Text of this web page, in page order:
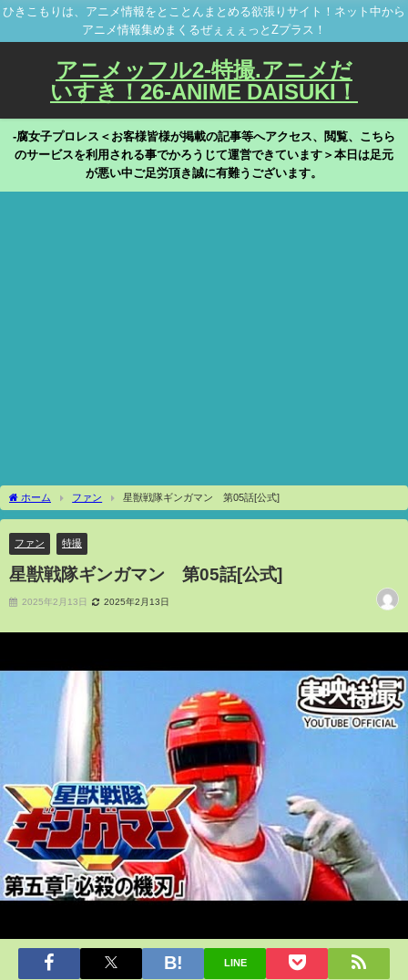
ひきこもりは、アニメ情報をとことんまとめる欲張りサイト！ネット中から
アニメ情報集めまくるぜぇぇぇっとZプラス！
アニメッフル2-特撮.アニメだ
いすき！26-ANIME DAISUKI！
-腐女子プロレス＜お客様皆様が掲載の記事等へアクセス、閲覧、こちら
のサービスを利用される事でかろうじて運営できています＞本日は足元
が悪い中ご足労頂き誠に有難うございます。
ホーム ファン 星獣戦隊ギンガマン 第05話[公式]
ファン 特撮
星獣戦隊ギンガマン 第05話[公式]
2025年2月13日 2025年2月13日
LINE